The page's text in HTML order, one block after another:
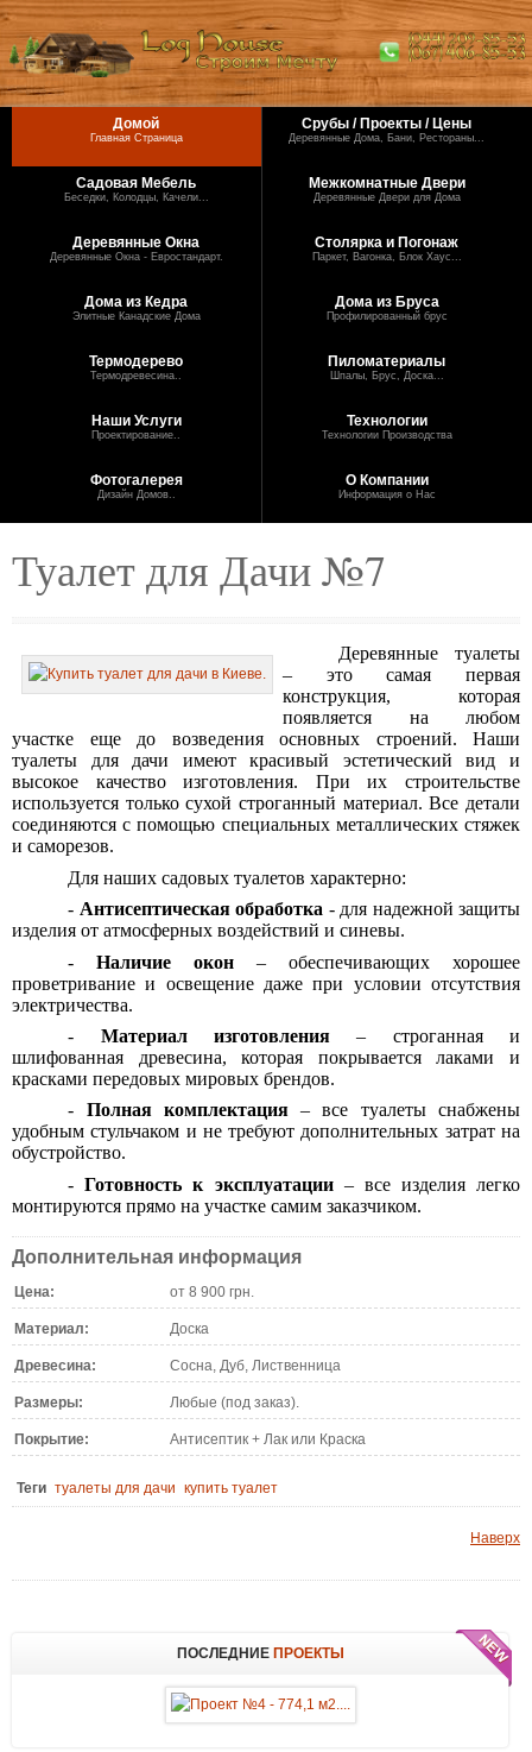
Домой
Главная Страница
Срубы / Проекты / Цены
Деревянные Дома, Бани, Рестораны...
Садовая Мебель
Беседки, Колодцы, Качели...
Межкомнатные Двери
Деревянные Двери для Дома
Деревянные Окна
Деревянные Окна - Евростандарт.
Столярка и Погонаж
Паркет, Вагонка, Блок Хаус...
Дома из Кедра
Элитные Канадские Дома
Дома из Бруса
Профилированный брус
Термодерево
Термодревесина..
Пиломатериалы
Шпалы, Брус, Доска...
Наши Услуги
Проектирование..
Технологии
Технологии Производства
Фотогалерея
Дизайн Домов..
О Компании
Информация о Нас
Туалет для Дачи №7
Деревянные туалеты
– это самая первая
конструкция, которая
появляется на любом
участке еще до возведения основных строений. Наши
туалеты для дачи имеют красивый эстетический вид и
высокое качество изготовления. При их строительстве
используется только сухой строганный материал. Все детали
соединяются с помощью специальных металлических стяжек
и саморезов.
Для наших садовых туалетов характерно:
- Антисептическая обработка - для надежной защиты
изделия от атмосферных воздействий и синевы.
-Наличие окон – обеспечивающих хорошее
проветривание и освещение даже при условии отсутствия
электричества.
- Материал изготовления– строганная и
шлифованная древесина, которая покрывается лаками и
красками передовых мировых брендов.
- Полная комплектация– все туалеты снабжены
удобным стульчаком и не требуют дополнительных затрат на
обустройство.
-Готовность к эксплуатации– все изделия легко
монтируются прямо на участке самим заказчиком.
Дополнительная информация
Цена: от 8 900 грн.
Материал: Доска
Древесина: Сосна, Дуб, Лиственница
Размеры: Любые (под заказ).
Покрытие: Антисептик + Лак или Краска
Теги туалеты для дачи купить туалет
Наверх
ПОСЛЕДНИЕПРОЕКТЫ